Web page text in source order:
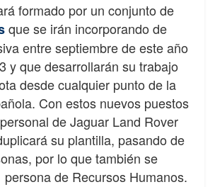
formado por un conjunto de
que se irán incorporando de
entre septiembre de este año
y que desarrollarán su trabajo
desde cualquier punto de la
Con estos nuevos puestos
de Jaguar Land Rover
su plantilla, pasando de
por lo que también se
de Recursos Humanos.